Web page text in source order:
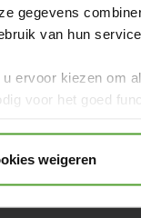
gegevens
van hun
ervoor kiezen om
voor het goed
weigeren
informatie,